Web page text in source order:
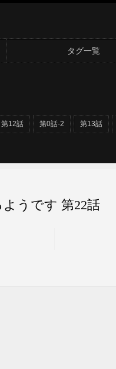
タグ一覧
第12話 第0話-2 第13話
うです 第22話